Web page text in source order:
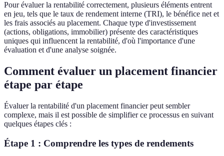
Pour évaluer la rentabilité correctement, plusieurs éléments entrent
en jeu, tels que le taux de rendement interne (TRI), le bénéfice net et
les frais associés au placement. Chaque type d'investissement
(actions, obligations, immobilier) présente des caractéristiques
uniques qui influencent la rentabilité, d'où l'importance d'une
évaluation et d'une analyse soignée.
Comment évaluer un placement financier
étape par étape
Évaluer la rentabilité d'un placement financier peut sembler
complexe, mais il est possible de simplifier ce processus en suivant
quelques étapes clés :
Étape 1 : Comprendre les types de rendements